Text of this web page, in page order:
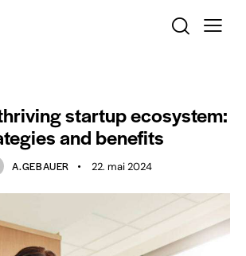
startup ecosystem:
and benefits
A.GEBAUER 22. mai 2024